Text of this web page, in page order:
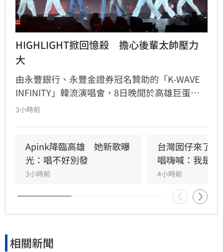
HIGHLIGHT掀回憶殺　擔心後輩太帥壓力
大
由永豐銀行、永豐金證券冠名贊助的「K-WAVE
INFINITY」韓流演唱會，8日晚間於高雄巨蛋熱
力開唱，集結NEWBEAT、FLARE U、CRAVITY、
熱情應援，尖叫與歡呼聲一路未停，最後由
HIGHLIGHT壓軸接管舞台，將現場氣氛推向最高
潮。
3小時前
Apink降臨高雄　她新歌曝
光：唱不好別發
3小時前
台灣囡仔來了
唱嗨喊：我是誰
4小時前
相關新聞